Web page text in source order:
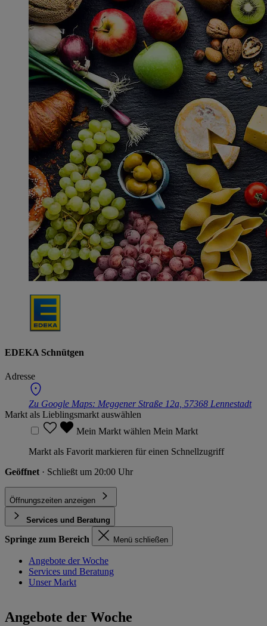
EDEKA Schnütgen
Adresse
Zu Google Maps: Meggener Straße 12a, 57368 Lennestadt
Markt als Lieblingsmarkt auswählen
Mein Markt wählen Mein Markt
Markt als Favorit markieren für einen Schnellzugriff
Geöffnet · Schließt um 20:00 Uhr
Öffnungszeiten anzeigen
Services und Beratung
Springe zum Bereich Menü schließen
Angebote der Woche
Services und Beratung
Unser Markt
Angebote der Woche